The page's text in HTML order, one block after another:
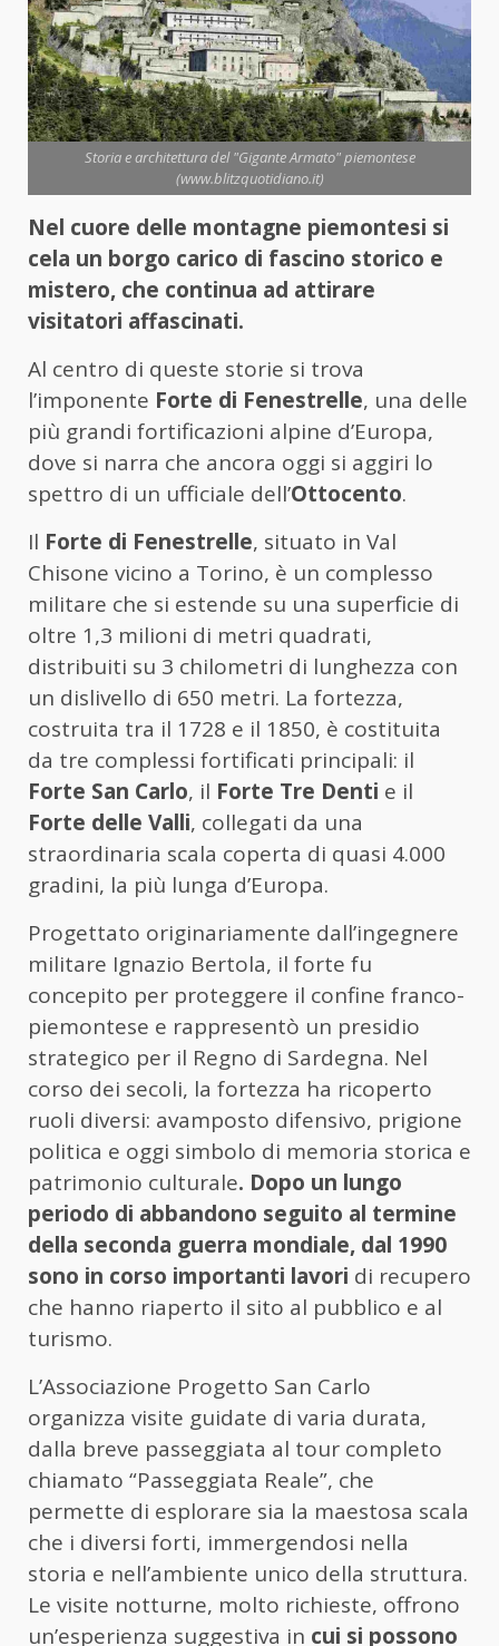
Storia e architettura del "Gigante Armato" piemontese
(www.blitzquotidiano.it)
Nel cuore delle montagne piemontesi si
cela un borgo carico di fascino storico e
mistero, che continua ad attirare
visitatori affascinati.
Al centro di queste storie si trova
l’imponente Forte di Fenestrelle, una delle
più grandi fortificazioni alpine d’Europa,
dove si narra che ancora oggi si aggiri lo
spettro di un ufficiale dell’Ottocento.
Il Forte di Fenestrelle, situato in Val
Chisone vicino a Torino, è un complesso
militare che si estende su una superficie di
oltre 1,3 milioni di metri quadrati,
distribuiti su 3 chilometri di lunghezza con
un dislivello di 650 metri. La fortezza,
costruita tra il 1728 e il 1850, è costituita
da tre complessi fortificati principali: il
Forte San Carlo, il Forte Tre Denti e il
Forte delle Valli, collegati da una
straordinaria scala coperta di quasi 4.000
gradini, la più lunga d’Europa.
Progettato originariamente dall’ingegnere
militare Ignazio Bertola, il forte fu
concepito per proteggere il confine franco-
piemontese e rappresentò un presidio
strategico per il Regno di Sardegna. Nel
corso dei secoli, la fortezza ha ricoperto
ruoli diversi: avamposto difensivo, prigione
politica e oggi simbolo di memoria storica e
patrimonio culturale. Dopo un lungo
periodo di abbandono seguito al termine
della seconda guerra mondiale, dal 1990
sono in corso importanti lavori di recupero
che hanno riaperto il sito al pubblico e al
turismo.
L’Associazione Progetto San Carlo
organizza visite guidate di varia durata,
dalla breve passeggiata al tour completo
chiamato “Passeggiata Reale”, che
permette di esplorare sia la maestosa scala
che i diversi forti, immergendosi nella
storia e nell’ambiente unico della struttura.
Le visite notturne, molto richieste, offrono
un’esperienza suggestiva in cui si possono